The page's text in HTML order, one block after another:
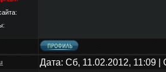
Дата: Сб, 11.02.2012, 11:09